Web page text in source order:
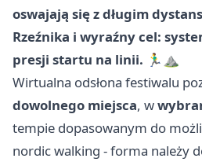
oswajają się z długim
Rzeźnika i wyraźny cel:
presji startu na linii. 🏃‍♂️⛰️
Wirtualna odsłona festiwalu
dowolnego miejsca, w
tempie dopasowanym do
nordic walking - forma należy